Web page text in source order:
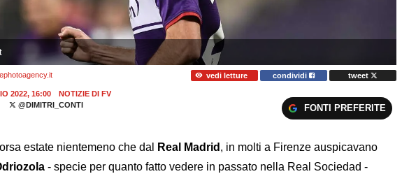
vedi letture condividi tweet
2022, 16:00
NOTIZIE DI FV
@DIMITRI_CONTI FONTI PREFERITE
estate nientemeno che dal Real Madrid , in molti a Firenze auspicavano
- specie per quanto fatto vedere in passato nella Real Sociedad -